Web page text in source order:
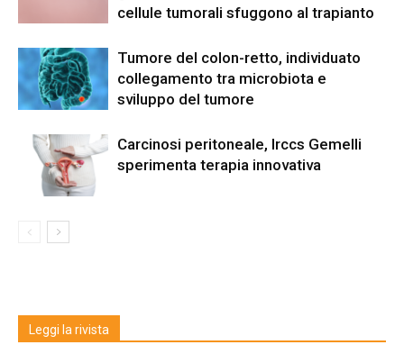
cellule tumorali sfuggono al trapianto
Tumore del colon-retto, individuato
collegamento tra microbiota e
sviluppo del tumore
Carcinosi peritoneale, Irccs Gemelli
sperimenta terapia innovativa
Leggi la rivista